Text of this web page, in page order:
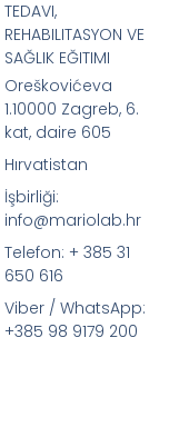
TEDAVI,
REHABILITASYON VE
SAĞLIK EĞITIMI
Oreškovićeva
1.10000 Zagreb, 6.
kat, daire 605
Hırvatistan
İşbirliği:
info@mariolab.hr
Telefon: + 385 31
650 616
Viber / WhatsApp:
+385 98 9179 200